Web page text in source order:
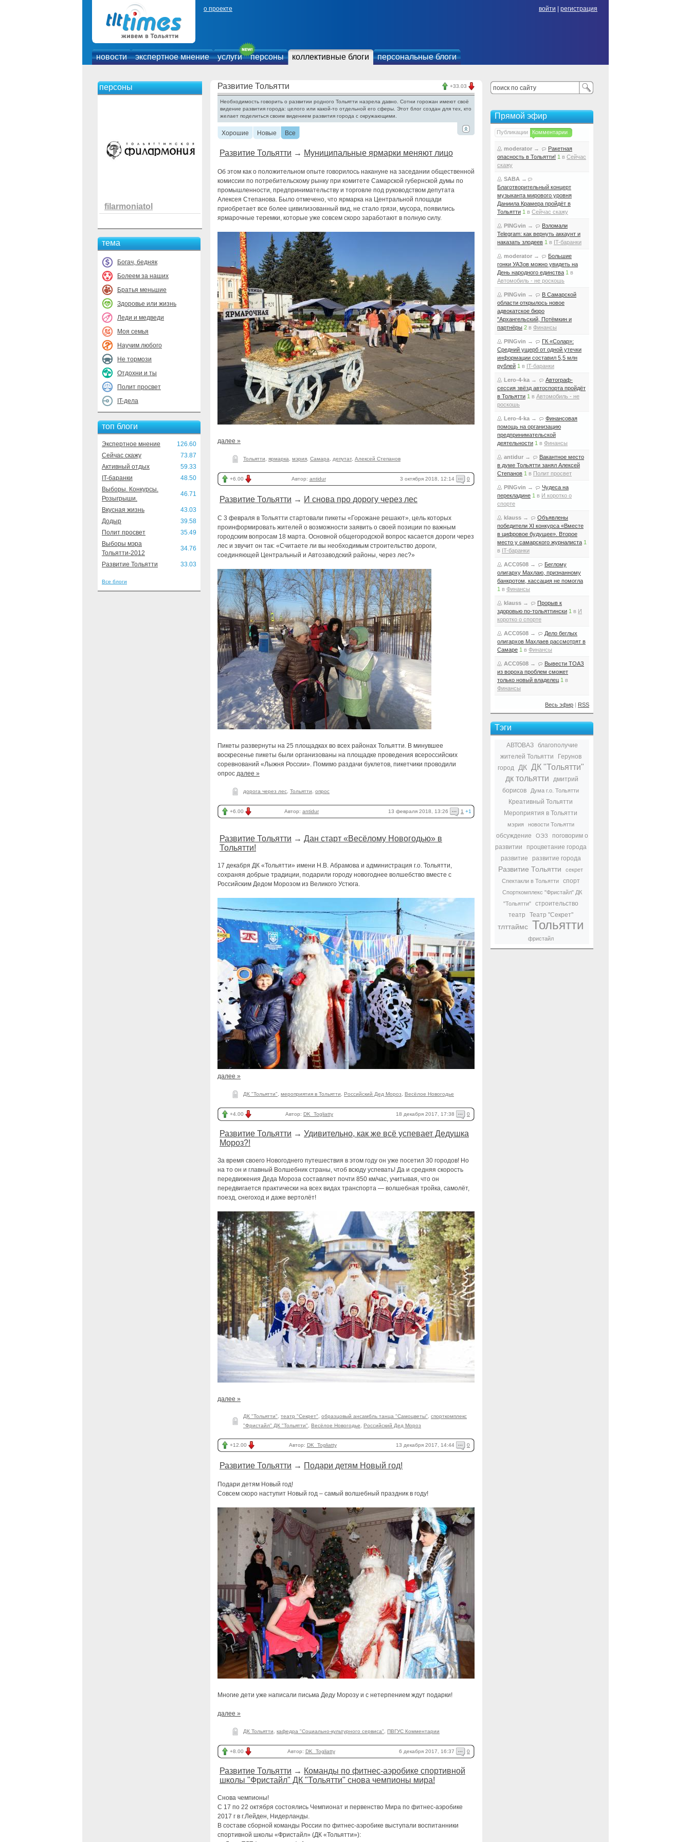
о проекте войти регистрация
новости экспертное мнение услуги персоны коллективные блоги персональные блоги
персоны
filarmoniatol
тема
Богач, бедняк
Болеем за наших
Братья меньшие
Здоровье или жизнь
Леди и медведи
Моя семья
Научим любого
Не тормози
Отдохни и ты
Полит просвет
IT-дела
топ блоги
Экспертное мнение
126.60
Сейчас скажу
73.87
Активный отдых
59.33
IT-баранки
48.50
Выборы. Конкурсы.
Розыгрыши.
46.71
Вкусная жизнь
43.03
Додыр
39.58
Полит просвет
35.49
Выборы мэра
Тольятти-2012
34.76
Развитие Тольятти 33.03
Все блоги
Развитие Тольятти +33.03
Необходимость говорить о развитии родного Тольятти назрела давно. Сотни горожан имеют своё
видение развития города: целого или какой-то отдельной его сферы. Этот блог создан для тех, кто
желает поделиться своим видением развития города с окружающими.
Хорошие Новые Все
Развитие Тольятти → Муниципальные ярмарки меняют лицо
Об этом как о положительном опыте говорилось накануне на заседании общественной
комиссии по потребительскому рынку при комитете Самарской губернской думы по
промышленности, предпринимательству и торговле под руководством депутата
Алексея Степанова. Было отмечено, что ярмарка на Центральной площади
приобретает все более цивилизованный вид, не стало грязи, мусора, появились
ярмарочные теремки, которые уже совсем скоро заработают в полную силу.
далее »
Тольятти ярмарка мэрия Самара депутат, Алексей Степанов
+6.00 Автор: antidur 3 октября 2018, 12:14 0
Развитие Тольятти → И снова про дорогу через лес
С 3 февраля в Тольятти стартовали пикеты «Горожане решают», цель которых
проинформировать жителей о возможности заявить о своей позиции по важным
городским вопросам 18 марта. Основной общегородской вопрос касается дороги через
лес и звучит он так: «Считаете ли вы необходимым строительство дороги,
соединяющей Центральный и Автозаводский районы, через лес?»
Пикеты развернуты на 25 площадках во всех районах Тольятти. В минувшее
воскресенье пикеты были организованы на площадке проведения всероссийских
соревнований «Лыжня России». Помимо раздачи буклетов, пикетчики проводили
опрос далее »
дорога через лес Тольятти опрос
+6.00 Автор: antidur 13 февраля 2018, 13:26 1 +1
Развитие Тольятти → Дан старт «Весёлому Новогодью» в
Тольятти!
17 декабря ДК «Тольятти» имени Н.В. Абрамова и администрация г.о. Тольятти,
сохраняя добрые традиции, подарили городу новогоднее волшебство вместе с
Российским Дедом Морозом из Великого Устюга.
далее »
ДК "Тольятти" мероприятия в Тольятти Российский Дед Мороз Весёлое Новогодье
+4.00 Автор: DK_Togliatty 18 декабря 2017, 17:38 0
Развитие Тольятти → Удивительно, как же всё успевает Дедушка
Мороз?!
За время своего Новогоднего путешествия в этом году он уже посетил 30 городов! Но
на то он и главный Волшебник страны, чтоб всюду успевать! Да и средняя скорость
передвижения Деда Мороза составляет почти 850 км/час, учитывая, что он
передвигается практически на всех видах транспорта — волшебная тройка, самолёт,
поезд, снегоход и даже вертолёт!
далее »
ДК "Тольятти" театр "Секрет" образцовый ансамбль танца "Самоцветы"
спорткомплекс
"Фристайл" ДК "Тольятти"
Весёлое Новогодье Российский Дед Мороз
+12.00 Автор: DK_Togliatty 13 декабря 2017, 14:44 0
Развитие Тольятти → Подари детям Новый год!
Подари детям Новый год!
Совсем скоро наступит Новый год – самый волшебный праздник в году!
Многие дети уже написали письма Деду Морозу и с нетерпением ждут подарки!
далее »
ДК Тольятти кафедра "Социально-культурного сервиса" ПВГУС Комментарии
+8.00 Автор: DK_Togliatty 6 декабря 2017, 16:37 0
Развитие Тольятти → Команды по фитнес-аэробике спортивной
школы "Фристайл" ДК "Тольятти" снова чемпионы мира!
Снова чемпионы!
C 17 по 22 октября состоялись Чемпионат и первенство Мира по фитнес-аэробике
2017 г в г.Лейден, Нидерланды.
В составе сборной команды России по фитнес-аэробике выступали воспитанники
спортивной школы «Фристайл» (ДК «Тольятти»):
Прямой эфир
Публикации Комментарии
moderator →
Ракетная
опасность в Тольятти! 1 в Сейчас
скажу
SABA →
Благотворительный концерт
музыканта мирового уровня
Даниила Крамера пройдёт в
Тольятти 1 в Сейчас скажу
PINGvin →
Взломали
Telegram: как вернуть аккаунт и
наказать злодеев 1 в IT-баранки
moderator →
Большие
гонки УАЗов можно увидеть на
День народного единства 1 в
Автомобиль - не роскошь
PINGvin →
В Самарской
области открылось новое
адвокатское бюро
"Архангельский, Потёмкин и
партнёры 2 в Финансы
PINGvin →
ГК «Солар»:
Средний ущерб от одной утечки
информации составил 5,5 млн
рублей 1 в IT-баранки
Lero-4-ka →
Автограф-
сессия звёзд автоспорта пройдёт
в Тольятти 1 в Автомобиль - не
роскошь
Lero-4-ka →
Финансовая
помощь на организацию
предпринимательской
деятельности 1 в Финансы
antidur →
Вакантное место
в думе Тольятти занял Алексей
Степанов 1 в Полит просвет
PINGvin →
Чудеса на
перекладине 1 в И коротко о
спорте
klauss →
Объявлены
победители XI конкурса «Вместе
в цифровое будущее». Второе
место у самарского журналиста 1
в IT-баранки
ACC0508 →
Беглому
олигарху Махлаю, признанному
банкротом, кассация не помогла
1 в Финансы
klauss →
Прорыв к
здоровью по-тольяттински 1 в И
коротко о спорте
ACC0508 →
Дело беглых
олигархов Махлаев рассмотрят в
Самаре 1 в Финансы
ACC0508 →
Вывести ТОАЗ
из вороха проблем сможет
только новый владелец 1 в
Финансы
Весь эфир | RSS
Тэги
АВТОВАЗ
благополучие
жителей Тольятти
Герунов
город
ДК ДК "Тольятти"
дк тольятти
дмитрий
борисов
Дума г.о. Тольятти
Креативный Тольятти
Мероприятия в Тольятти
мэрия новости Тольятти
обсуждение ОЭЗ
поговорим о
развитии
процветание города
развитие
развитие города
Развитие Тольятти
секрет
Спектакли в Тольятти
спорт
Спорткомплекс "Фристайл" ДК
"Тольятти"
строительство
театр
Театр "Секрет"
тлттаймс Тольятти
фристайл